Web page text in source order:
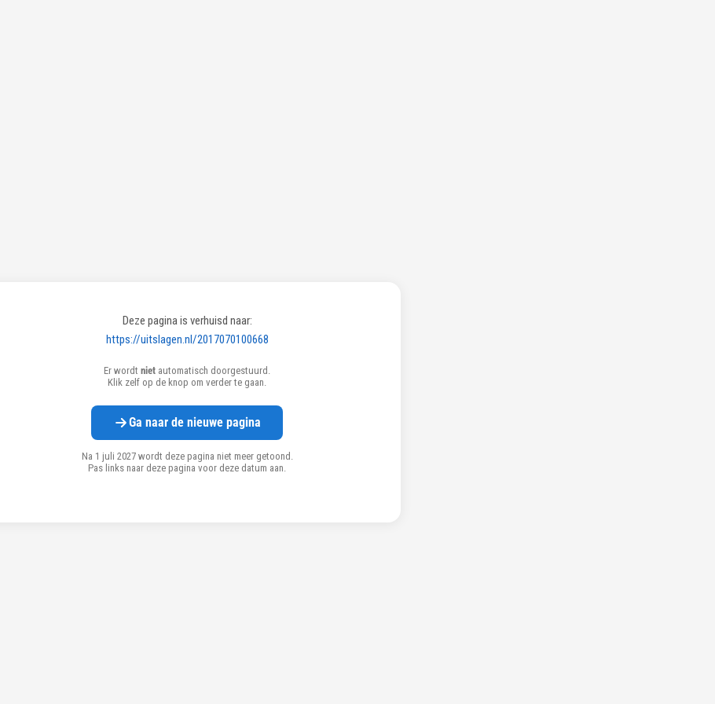
Deze pagina is verhuisd naar:
https://uitslagen.nl/2017070100668
Er wordt niet automatisch doorgestuurd.
Klik zelf op de knop om verder te gaan.
Ga naar de nieuwe pagina
Na 1 juli 2027 wordt deze pagina niet meer getoond.
Pas links naar deze pagina voor deze datum aan.